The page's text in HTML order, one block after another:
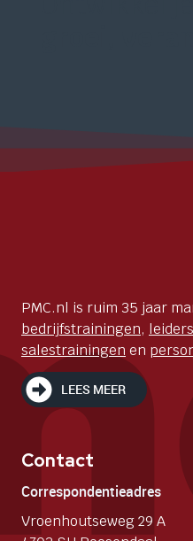
PMC.nl is ruim 35 jaar
bedrijfstrainingen,
salestrainingen en
LEES MEER
Contact
Correspondentieadres
Vroenhoutseweg 29 A